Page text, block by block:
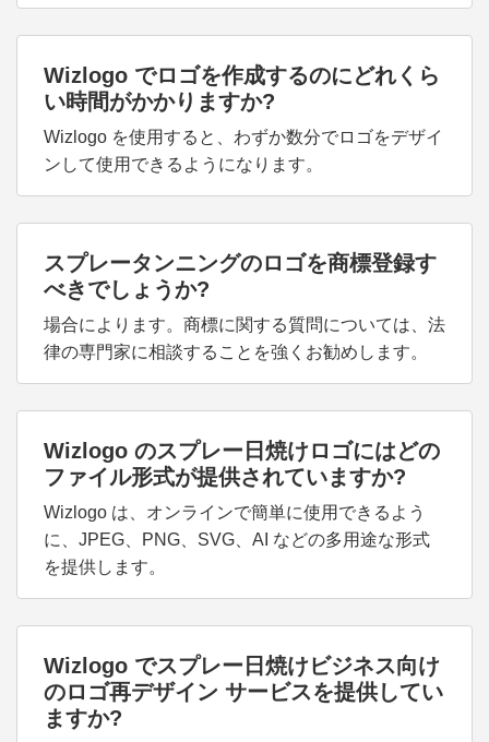
Wizlogo でロゴを作成するのにどれくら
い時間がかかりますか?
Wizlogo を使用すると、わずか数分でロゴをデザイ
ンして使用できるようになります。
スプレータンニングのロゴを商標登録す
べきでしょうか?
場合によります。商標に関する質問については、法
律の専門家に相談することを強くお勧めします。
Wizlogo のスプレー日焼けロゴにはどの
ファイル形式が提供されていますか?
Wizlogo は、オンラインで簡単に使用できるよう
に、JPEG、PNG、SVG、AI などの多用途な形式
を提供します。
Wizlogo でスプレー日焼けビジネス向け
のロゴ再デザイン サービスを提供してい
ますか?